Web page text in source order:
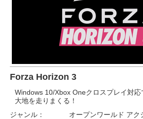
Forza Horizon 3
Windows 10/Xbox Oneクロスプレイ対
大地を走りまくる！
ジャンル：
オープンワールド アク